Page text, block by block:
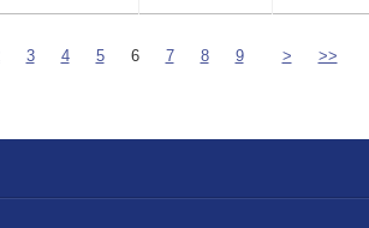
3 4 5 6 7 8 9 > >>